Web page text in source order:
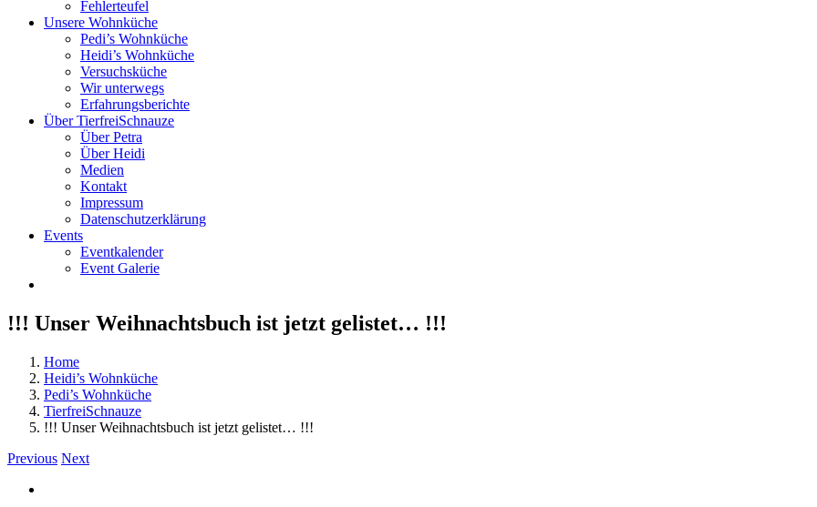
Fehlerteufel
Unsere Wohnküche
Pedi’s Wohnküche
Heidi’s Wohnküche
Versuchsküche
Wir unterwegs
Erfahrungsberichte
Über TierfreiSchnauze
Über Petra
Über Heidi
Medien
Kontakt
Impressum
Datenschutzerklärung
Events
Eventkalender
Event Galerie
!!! Unser Weihnachtsbuch ist jetzt gelistet… !!!
Home
Heidi’s Wohnküche
Pedi’s Wohnküche
TierfreiSchnauze
!!! Unser Weihnachtsbuch ist jetzt gelistet… !!!
Previous Next